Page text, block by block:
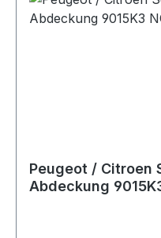
Peugeot / Citroen
Abdeckung